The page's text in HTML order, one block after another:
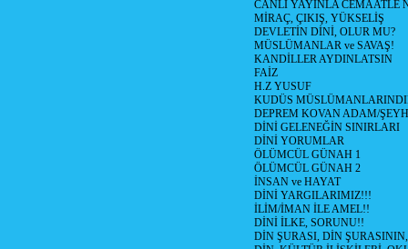
CANLI YAYINLA CEMAATLE
MİRAÇ, ÇIKIŞ, YÜKSELİŞ
DEVLETİN DİNİ, OLUR MU?
MÜSLÜMANLAR ve SAVAŞ!
KANDİLLER AYDINLATSIN
FAİZ
H.Z YUSUF
KUDÜS
DEPREM KOVAN ADAM/ŞEYH
DİNİ GELENEĞİN SINIRLARI
DİNİ YORUMLAR
ÖLÜMCÜL GÜNAH 1
ÖLÜMCÜL GÜNAH 2
İNSAN ve HAYAT
DİNİ YARGILARIMIZ!!!
İLİM/İMAN İLE AMEL!!
DİNİ İLKE, SORUNU!!
DİN ŞURASI, DİN